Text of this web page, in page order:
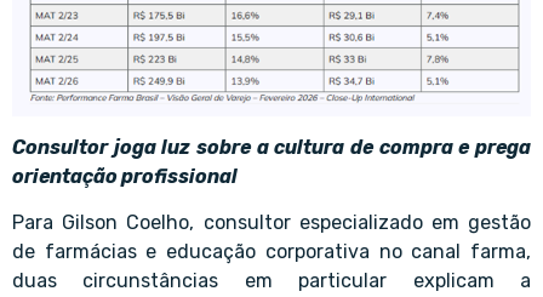
Consultor joga luz sobre a cultura de compra e prega
orientação profissional
Para Gilson Coelho, consultor especializado em gestão
de farmácias e educação corporativa no canal farma,
duas circunstâncias em particular explicam a